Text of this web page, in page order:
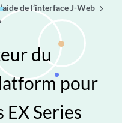
de l’interface J-Web
du
pour
Series